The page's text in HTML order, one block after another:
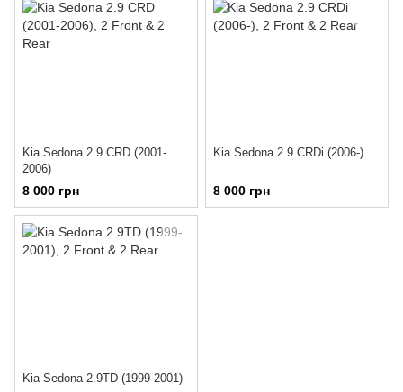
Kia Sedona 2.9 CRD (2001-
2006)
8 000 грн
Kia Sedona 2.9 CRDi (2006-)
8 000 грн
Kia Sedona 2.9TD (1999-2001)